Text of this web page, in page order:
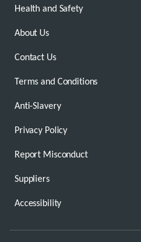
Health and Safety
About Us
Contact Us
Terms and Conditions
Anti-Slavery
Privacy Policy
Report Misconduct
Suppliers
Accessibility